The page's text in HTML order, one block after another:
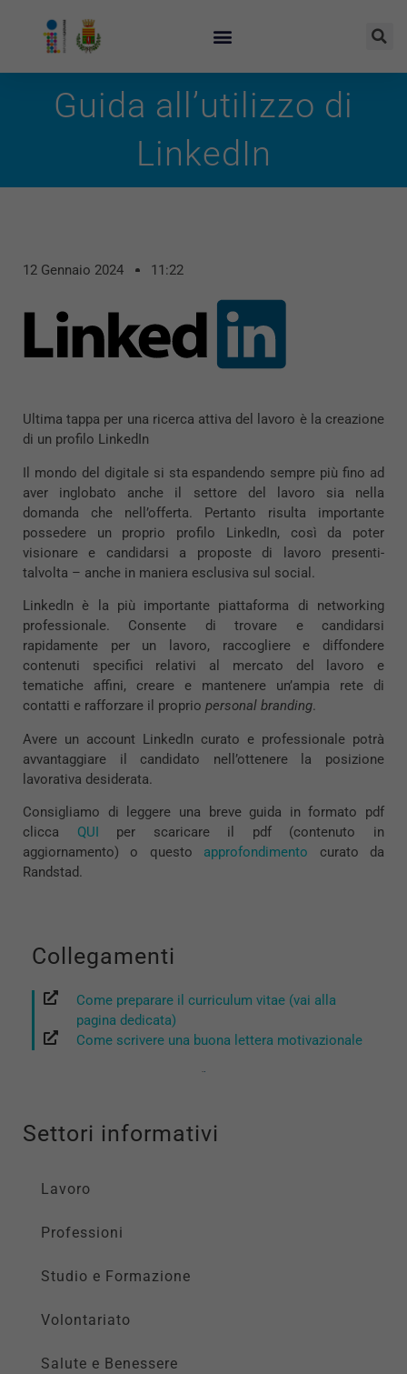
Guida all’utilizzo di
LinkedIn
12 Gennaio 2024 11:22
Ultima tappa per una ricerca attiva del lavoro è la creazione
di un profilo LinkedIn
Il mondo del digitale si sta espandendo sempre più fino ad
aver inglobato anche il settore del lavoro sia nella
domanda che nell’offerta. Pertanto risulta importante
possedere un proprio profilo LinkedIn, così da poter
visionare e candidarsi a proposte di lavoro presenti-
talvolta – anche in maniera esclusiva sul social.
LinkedIn è la più importante piattaforma di networking
professionale. Consente di trovare e candidarsi
rapidamente per un lavoro, raccogliere e diffondere
contenuti specifici relativi al mercato del lavoro e
tematiche affini, creare e mantenere un’ampia rete di
contatti e rafforzare il proprio personal branding.
Avere un account LinkedIn curato e professionale potrà
avvantaggiare il candidato nell’ottenere la posizione
lavorativa desiderata.
Consigliamo di leggere una breve guida in formato pdf
clicca QUI per scaricare il pdf (contenuto in
aggiornamento) o questo approfondimento curato da
Randstad.
Collegamenti
Come preparare il curriculum vitae (vai alla
pagina dedicata)
Come scrivere una buona lettera motivazionale
Settori informativi
Lavoro
Professioni
Studio e Formazione
Volontariato
Salute e Benessere